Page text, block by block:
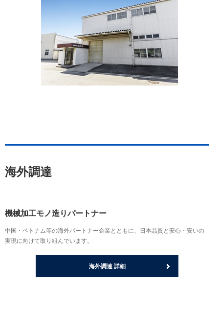
海外調達
機械加工モノ造りパートナー
中国・ベトナム等の海外パートナー企業とともに、日本品質と安心・安いの
実現に向けて取り組んでいます。
海外調達 詳細